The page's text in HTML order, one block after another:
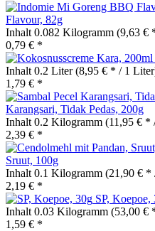
Flavour, 82g
Inhalt 0.082 Kilogramm (9,63 €
0,79 € *
Inhalt 0.2 Liter(8,95 € * / 1
1,79 € *
Karangsari, Tidak Pedas, 200g
Inhalt 0.2 Kilogramm (11,95 € *
2,39 € *
Sruut, 100g
Inhalt 0.1 Kilogramm (21,90 € *
2,19 € *
SP, Koepoe,
Inhalt 0.03 Kilogramm (53,00 €
1,59 € *